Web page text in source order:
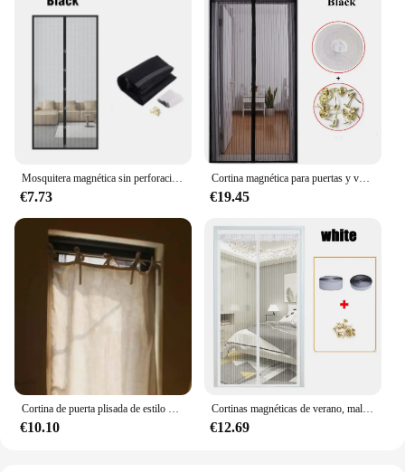
Mosquitera magnética sin perforaciones, cortinas de puerta antiinsectos, malla de cierre automático para puertas corredizas de Patio y balcón
€7.73
Cortina magnética para puertas y ventanas, mosquitera con resorte magnético, 120x250cm
€19.45
Cortina de puerta plisada de estilo nórdico para decoración del hogar, tela lisa de lino, pantalla de partición de puerta, accesorios decorativos
€10.10
Cortinas magnéticas de verano, malla de pantalla en la puerta, mosquitera antimoscas, malla para puerta de insectos, tamaño de cierre automático, se puede personalizar
€12.69